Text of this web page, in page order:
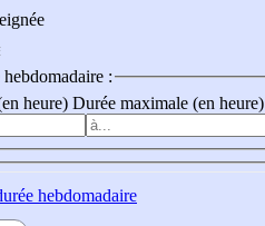
:
heure) Durée maximale (en heure)
hebdomadaire